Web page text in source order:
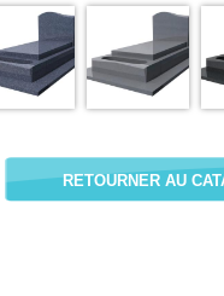
RETOURNER AU